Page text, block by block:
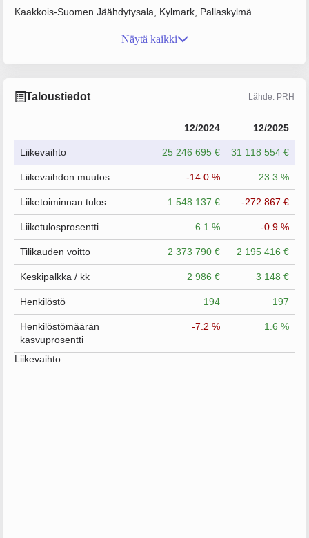
Kaakkois-Suomen Jäähdytysala, Kylmark, Pallaskylmä
Näytä kaikki
Taloustiedot Lähde: PRH
12/2024 12/2025
Liikevaihto 25 246 695 € 31 118 554 €
Liikevaihdon muutos -14.0 % 23.3 %
Liiketoiminnan tulos 1 548 137 € -272 867 €
Liiketulosprosentti 6.1 % -0.9 %
Tilikauden voitto 2 373 790 € 2 195 416 €
Keskipalkka / kk 2 986 € 3 148 €
Henkilöstö 194 197
Henkilöstömäärän
kasvuprosentti
-7.2 % 1.6 %
Liikevaihto